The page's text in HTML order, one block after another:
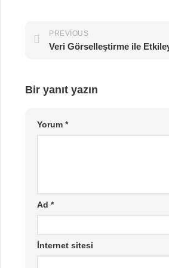
PREVIOUS
Bir yanıt yazın
Yorum *
Ad *
İnternet sitesi